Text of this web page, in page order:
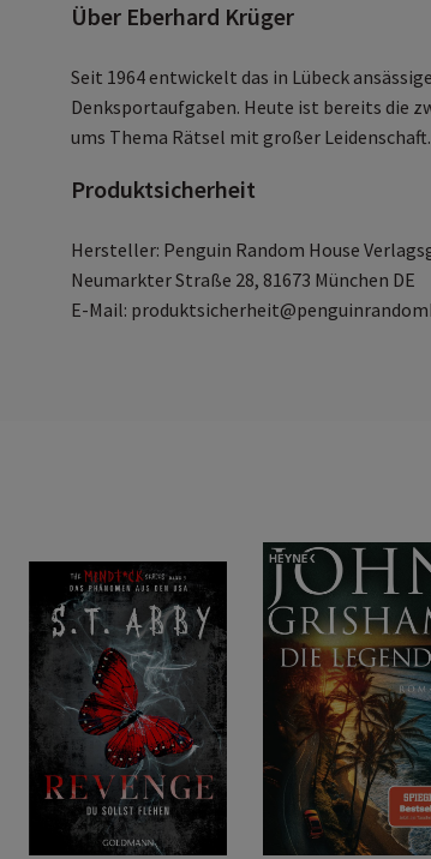
Über Eberhard Krüger
Seit 1964 entwickelt das in Lübeck
Denksportaufgaben. Heute ist bereits die
ums Thema Rätsel mit großer Leidenschaft.
Produktsicherheit
Hersteller: Penguin Random House
Neumarkter Straße 28, 81673 München DE
E-Mail: